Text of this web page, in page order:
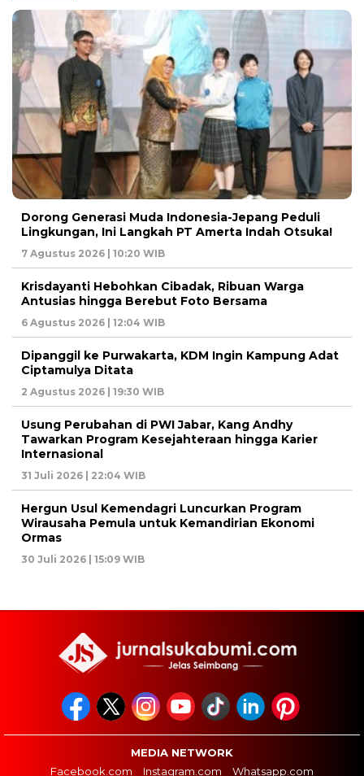
Dorong Generasi Muda Indonesia-Jepang Peduli
Lingkungan, Ini Langkah PT Amerta Indah Otsuka!
7 Agustus 2026 | 10:20 WIB
Krisdayanti Hebohkan Cibadak, Ribuan Warga
Antusias hingga Berebut Foto Bersama
6 Agustus 2026 | 12:04 WIB
Dipanggil ke Purwakarta, KDM Ingin Kampung Adat
Ciptamulya Ditata
2 Agustus 2026 | 19:30 WIB
Usung Perubahan di PWI Jabar, Kang Andhy
Tawarkan Program Kesejahteraan hingga Karier
Internasional
31 Juli 2026 | 22:04 WIB
Hergun Usul Kemendagri Luncurkan Program
Wirausaha Pemula untuk Kemandirian Ekonomi
Ormas
30 Juli 2026 | 15:09 WIB
MEDIA NETWORK
Facebook.com
Instagram.com Whatsapp.com